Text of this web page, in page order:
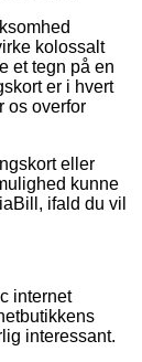
kolossalt
et tegn på en
er i hvert
os overfor
eller
kunne
ifald du vil
internet
interessant.